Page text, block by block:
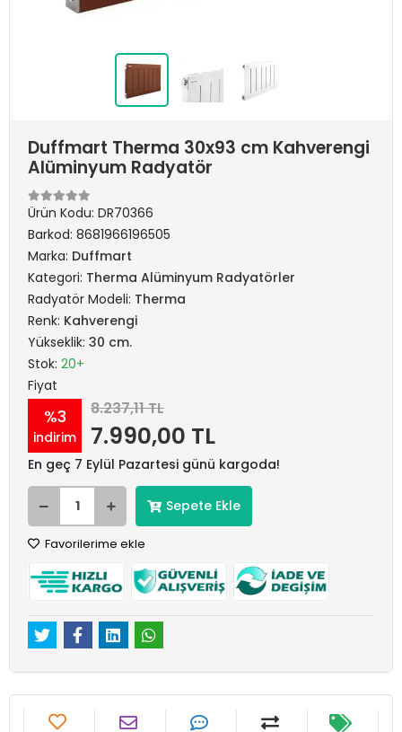
Duffmart Therma 30x93 cm Kahverengi
Alüminyum Radyatör
Ürün Kodu: DR70366
Barkod: 8681966196505
Marka: Duffmart
Kategori: Therma Alüminyum Radyatörler
Radyatör Modeli: Therma
Renk: Kahverengi
Yükseklik: 30 cm.
Stok: 20+
Fiyat
%3
indirim
8.237,11 TL
7.990,00 TL
En geç 7 Eylül Pazartesi günü kargoda!
Sepete Ekle
Favorilerime ekle